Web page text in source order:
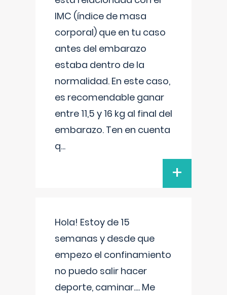
IMC (índice de masa
corporal) que en tu caso
antes del embarazo
estaba dentro de la
normalidad. En este caso,
es recomendable ganar
entre 11,5 y 16 kg al final del
embarazo. Ten en cuenta
q...
+
Hola! Estoy de 15
semanas y desde que
empezo el confinamiento
no puedo salir hacer
deporte, caminar.... Me